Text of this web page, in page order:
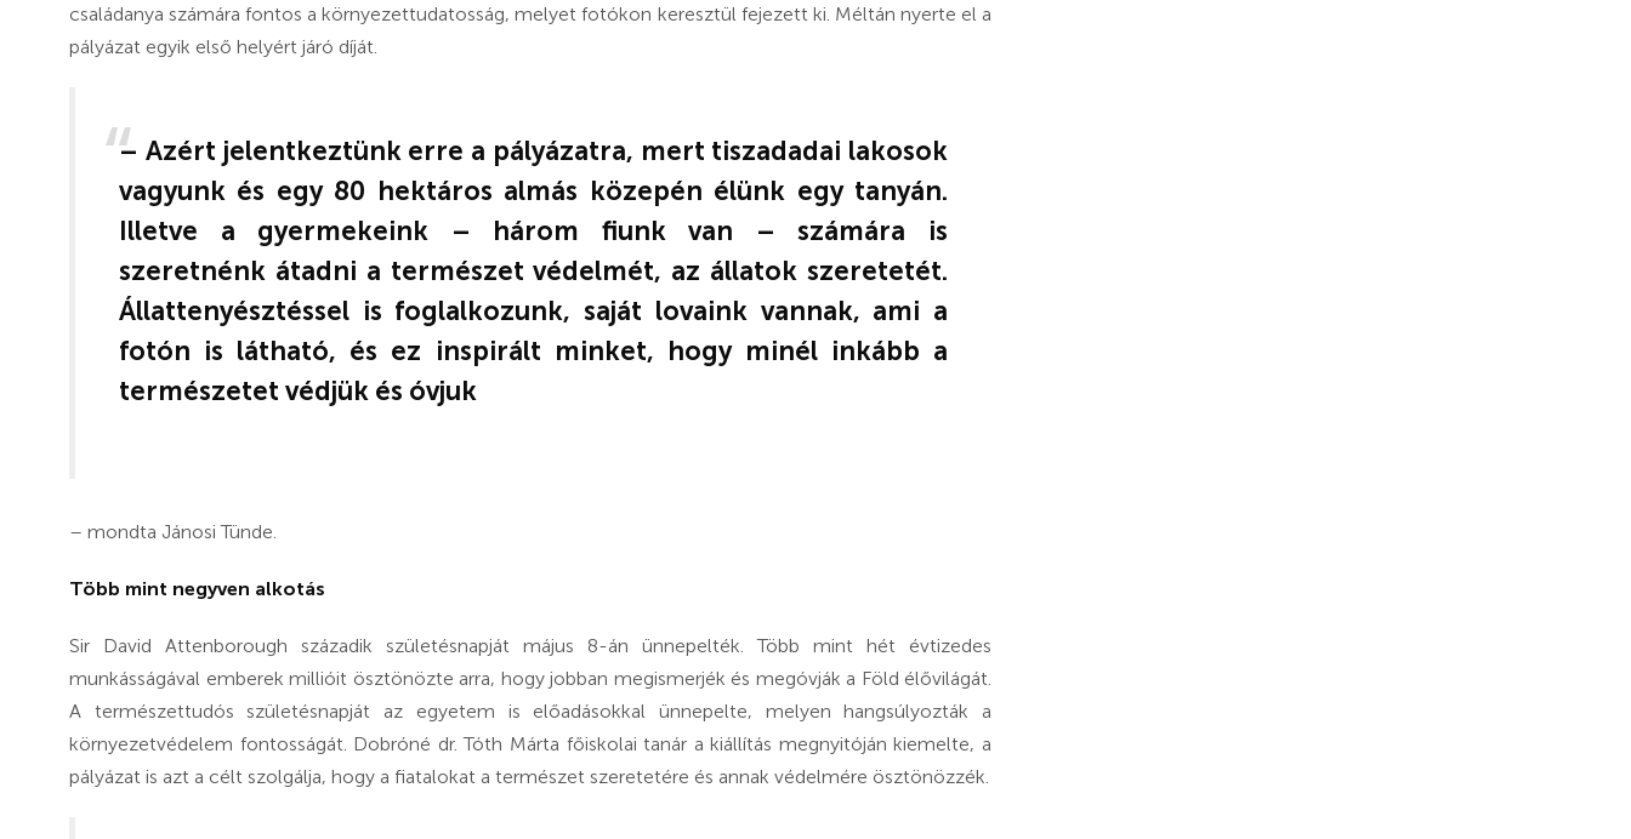
családanya számára fontos a környezettudatosság, melyet fotókon keresztül fejezett ki. Méltán nyerte el a
pályázat egyik első helyért járó díját.
– Azért jelentkeztünk erre a pályázatra, mert tiszadadai lakosok
vagyunk és egy 80 hektáros almás közepén élünk egy tanyán.
Illetve a gyermekeink – három fiunk van – számára is
szeretnénk átadni a természet védelmét, az állatok szeretetét.
Állattenyésztéssel is foglalkozunk, saját lovaink vannak, ami a
fotón is látható, és ez inspirált minket, hogy minél inkább a
természetet védjük és óvjuk
– mondta Jánosi Tünde.
Több mint negyven alkotás
Sir David Attenborough századik születésnapját május 8-án ünnepelték. Több mint hét évtizedes
munkásságával emberek millióit ösztönözte arra, hogy jobban megismerjék és megóvják a Föld élővilágát.
A természettudós születésnapját az egyetem is előadásokkal ünnepelte, melyen hangsúlyozták a
környezetvédelem fontosságát. Dobróné dr. Tóth Márta főiskolai tanár a kiállítás megnyitóján kiemelte, a
pályázat is azt a célt szolgálja, hogy a fiatalokat a természet szeretetére és annak védelmére ösztönözzék.